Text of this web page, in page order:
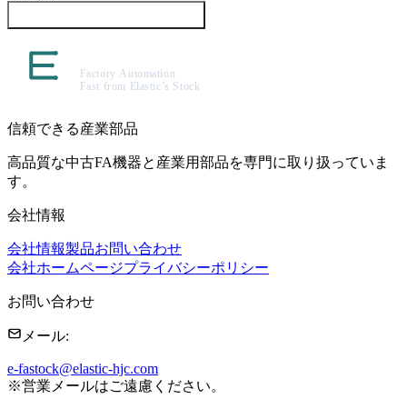
信頼できる産業部品
高品質な中古FA機器と産業用部品を専門に取り扱っていま
す。
会社情報
会社情報製品お問い合わせ
会社ホームページプライバシーポリシー
お問い合わせ
メール:
e-fastock@elastic-hjc.com
※営業メールはご遠慮ください。